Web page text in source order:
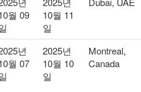
월 09
10월 11
일
년
월 07
2025년
10월 10
일
Montreal,
Canada